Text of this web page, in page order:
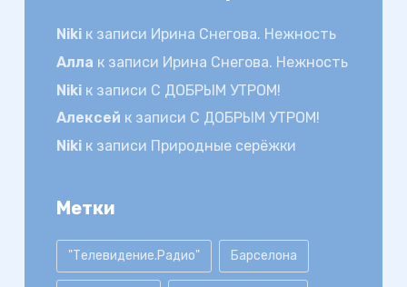
Nikiк записи Ирина Снегова. Нежность
Алла к записи Ирина Снегова. Нежность
Nikiк записи С ДОБРЫМ УТРОМ!
Алексей к записи С ДОБРЫМ УТРОМ!
Nikiк записи Природные серёжки
Метки
"Телевидение.Радио" Барселона